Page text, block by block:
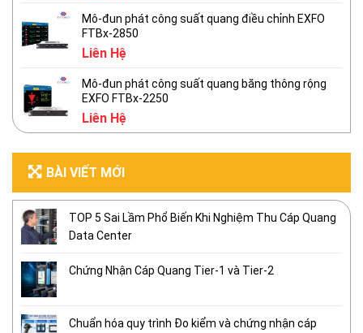
Mô-đun phát công suất quang điều chỉnh EXFO
FTBx-2850
Liên Hệ
Mô-đun phát công suất quang băng thông rộng
EXFO FTBx-2250
Liên Hệ
BÀI VIẾT MỚI
TOP 5 Sai Lầm Phổ Biến Khi Nghiệm Thu Cáp Quang
Data Center
Chứng Nhận Cáp Quang Tier-1 và Tier-2
Chuẩn hóa quy trình Đo kiểm và chứng nhận cáp